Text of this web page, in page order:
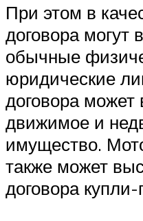
При этом в
договора могут
обычные
юридические
договора может
движимое и
имущество.
также может
договора